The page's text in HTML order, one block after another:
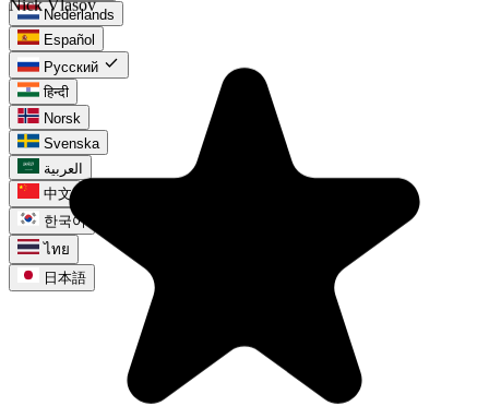
Nederlands
Español
Русский check
हिन्दी
Norsk
Svenska
العربية
中文
한국어
ไทย
日本語